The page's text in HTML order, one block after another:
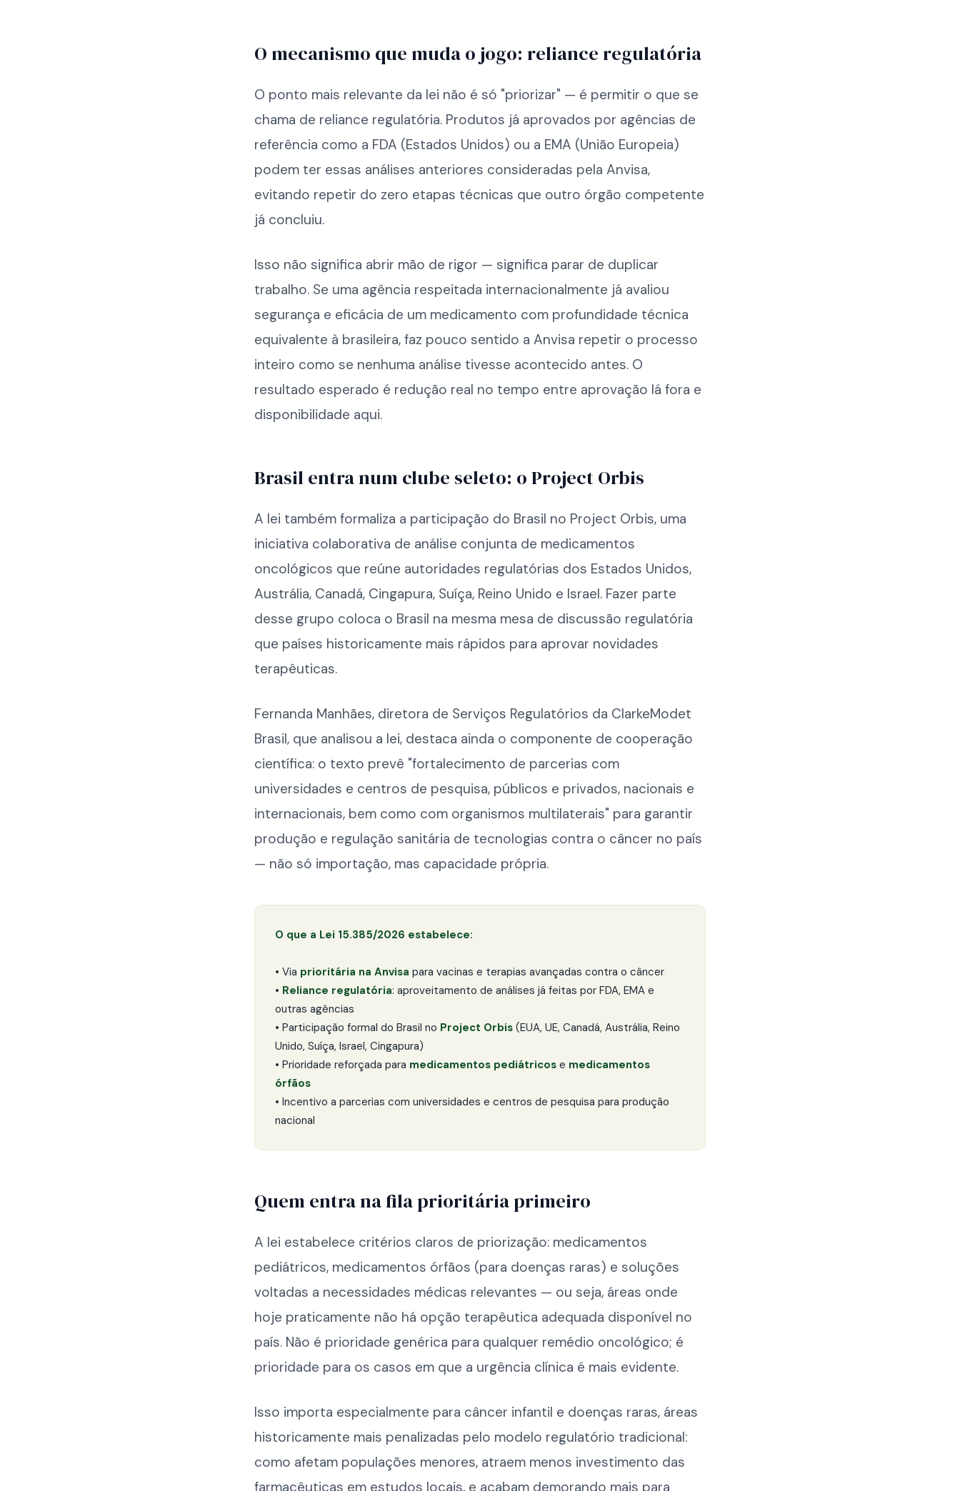
O mecanismo que muda o jogo: reliance regulatória
O ponto mais relevante da lei não é só "priorizar" — é permitir o que se
chama de reliance regulatória. Produtos já aprovados por agências de
referência como a FDA (Estados Unidos) ou a EMA (União Europeia)
podem ter essas análises anteriores consideradas pela Anvisa,
evitando repetir do zero etapas técnicas que outro órgão competente
já concluiu.
Isso não significa abrir mão de rigor — significa parar de duplicar
trabalho. Se uma agência respeitada internacionalmente já avaliou
segurança e eficácia de um medicamento com profundidade técnica
equivalente à brasileira, faz pouco sentido a Anvisa repetir o processo
inteiro como se nenhuma análise tivesse acontecido antes. O
resultado esperado é redução real no tempo entre aprovação lá fora e
disponibilidade aqui.
Brasil entra num clube seleto: o Project Orbis
A lei também formaliza a participação do Brasil no Project Orbis, uma
iniciativa colaborativa de análise conjunta de medicamentos
oncológicos que reúne autoridades regulatórias dos Estados Unidos,
Austrália, Canadá, Cingapura, Suíça, Reino Unido e Israel. Fazer parte
desse grupo coloca o Brasil na mesma mesa de discussão regulatória
que países historicamente mais rápidos para aprovar novidades
terapêuticas.
Fernanda Manhães, diretora de Serviços Regulatórios da ClarkeModet
Brasil, que analisou a lei, destaca ainda o componente de cooperação
científica: o texto prevê "fortalecimento de parcerias com
universidades e centros de pesquisa, públicos e privados, nacionais e
internacionais, bem como com organismos multilaterais" para garantir
produção e regulação sanitária de tecnologias contra o câncer no país
— não só importação, mas capacidade própria.
O que a Lei 15.385/2026 estabelece:
• Via prioritária na Anvisa para vacinas e terapias avançadas contra o câncer
• Reliance regulatória: aproveitamento de análises já feitas por FDA, EMA e
outras agências
• Participação formal do Brasil no Project Orbis (EUA, UE, Canadá, Austrália, Reino
Unido, Suíça, Israel, Cingapura)
• Prioridade reforçada para medicamentos pediátricos e medicamentos
órfãos
• Incentivo a parcerias com universidades e centros de pesquisa para produção
nacional
Quem entra na fila prioritária primeiro
A lei estabelece critérios claros de priorização: medicamentos
pediátricos, medicamentos órfãos (para doenças raras) e soluções
voltadas a necessidades médicas relevantes — ou seja, áreas onde
hoje praticamente não há opção terapêutica adequada disponível no
país. Não é prioridade genérica para qualquer remédio oncológico; é
prioridade para os casos em que a urgência clínica é mais evidente.
Isso importa especialmente para câncer infantil e doenças raras, áreas
historicamente mais penalizadas pelo modelo regulatório tradicional:
como afetam populações menores, atraem menos investimento das
farmacêuticas em estudos locais, e acabam demorando mais para